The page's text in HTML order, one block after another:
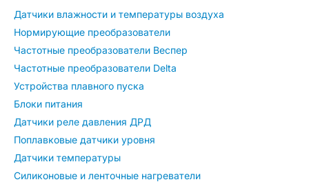
Датчики влажности и температуры воздуха
Нормирующие преобразователи
Частотные преобразователи Веспер
Частотные преобразователи Delta
Устройства плавного пуска
Блоки питания
Датчики реле давления ДРД
Поплавковые датчики уровня
Датчики температуры
Силиконовые и ленточные нагреватели